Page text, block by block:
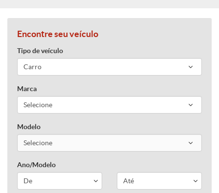
Encontre seu veículo
Tipo de veículo
Marca
Modelo
Ano/Modelo